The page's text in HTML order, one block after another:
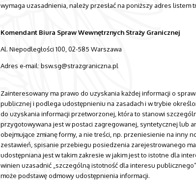
wymaga uzasadnienia, należy przesłać na poniższy adres
Komendant Biura Spraw Wewnętrznych Straży Granicznej
Al. Niepodległości 100, 02-585 Warszawa
Adres e-mail: bsw.sg@strazgraniczna.pl
Zainteresowany ma prawo do uzyskania każdej informacji o
publicznej i podlega udostępnieniu na zasadach i w trybie
do uzyskania informacji przetworzonej, która to stanowi
przygotowywana jest w postaci zagregowanej, syntetycznej lub
obejmujące zmianę formy, a nie treści, np. przeniesienie na inny
zestawień, spisanie przebiegu posiedzenia zarejestrowanego
udostępniana jest w takim zakresie w jakim jest to istotne dla
winien uzasadnić „szczególną istotność dla interesu
może podstawę odmowy udostępnienia informacji.